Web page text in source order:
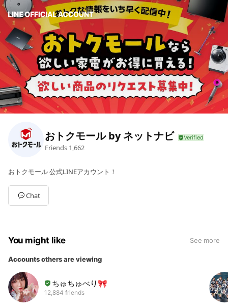
おトクモール by ネットナビ
Friends 1,662
おトクモール 公式LINEアカウント！
Chat
You might like See more
Accounts others are viewing
ちゅちゅべり🎀
12,884 friends